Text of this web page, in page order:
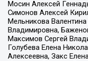
Мосин Алексей
Симонов Алексей
Мельникова
Владимировна,
Максимов Сергей
Голубева Елена
Алексеевна, Закс